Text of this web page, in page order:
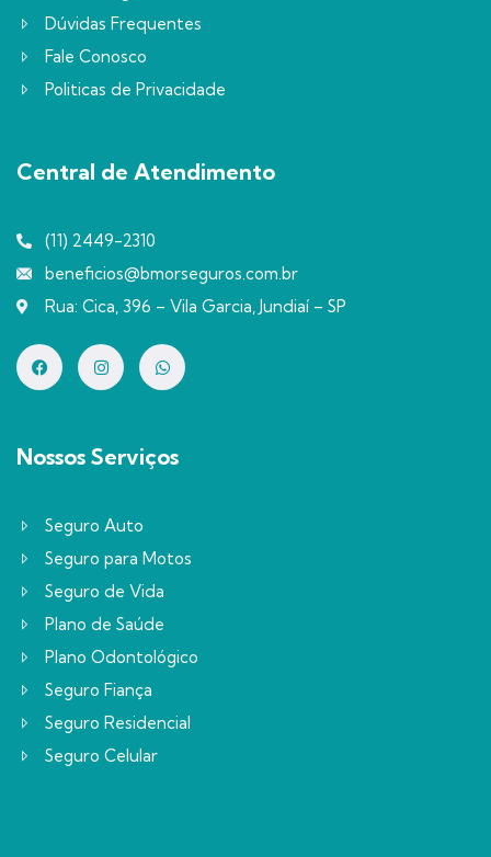
Dúvidas Frequentes
Fale Conosco
Politicas de Privacidade
Central de Atendimento
(11) 2449-2310
beneficios@bmorseguros.com.br
Rua: Cica, 396 – Vila Garcia, Jundiaí – SP
Nossos Serviços
Seguro Auto
Seguro para Motos
Seguro de Vida
Plano de Saúde
Plano Odontológico
Seguro Fiança
Seguro Residencial
Seguro Celular